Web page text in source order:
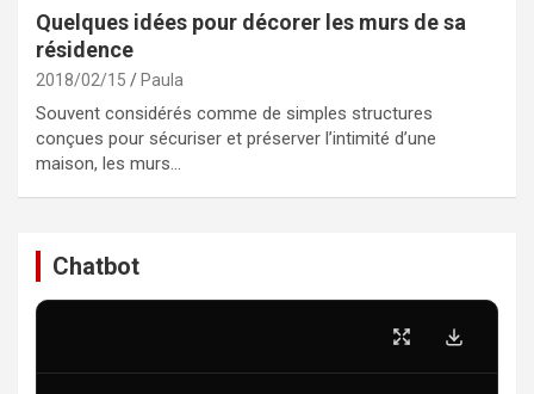
Quelques idées pour décorer les murs de sa
résidence
2018/02/15 Paula
Souvent considérés comme de simples structures
conçues pour sécuriser et préserver l’intimité d’une
maison, les murs…
Chatbot